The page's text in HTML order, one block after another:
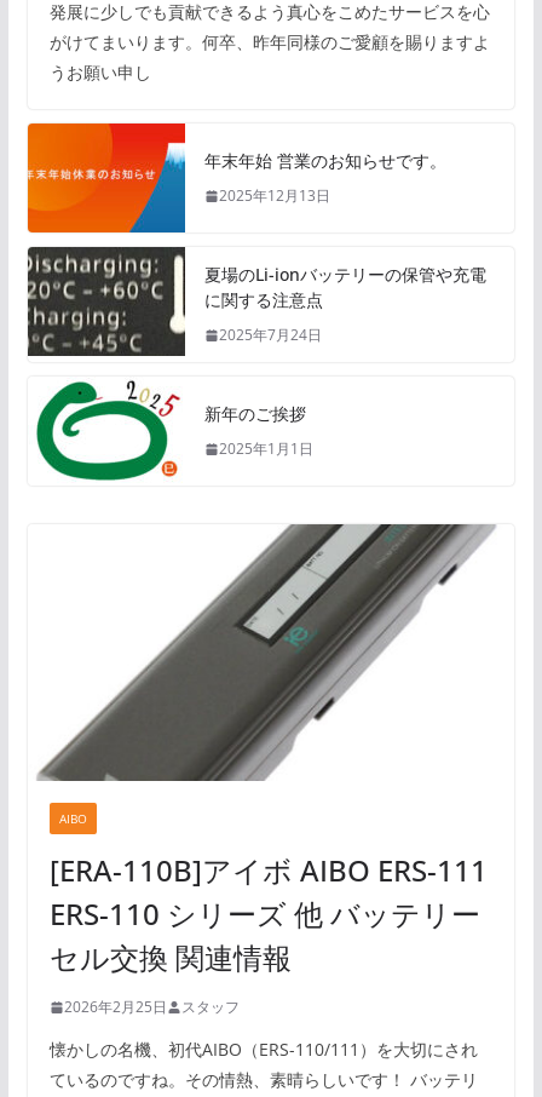
発展に少しでも貢献できるよう真心をこめたサービスを心
がけてまいります。何卒、昨年同様のご愛顧を賜りますよ
うお願い申し
年末年始 営業のお知らせです。
2025年12月13日
夏場のLi-ionバッテリーの保管や充電
に関する注意点
2025年7月24日
新年のご挨拶
2025年1月1日
AIBO
[ERA-110B]アイボ AIBO ERS-111
ERS-110 シリーズ 他 バッテリー
セル交換 関連情報
2026年2月25日 スタッフ
懐かしの名機、初代AIBO（ERS-110/111）を大切にされ
ているのですね。その情熱、素晴らしいです！ バッテリ